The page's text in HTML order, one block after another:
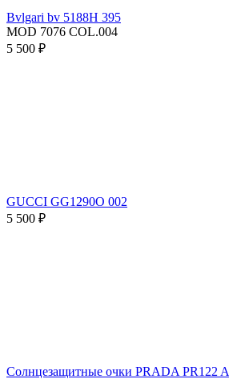
Bvlgari bv 5188H 395
MOD 7076 COL.004
5 500 ₽
GUCCI GG1290O 002
5 500 ₽
Солнцезащитные очки PRADA PR122